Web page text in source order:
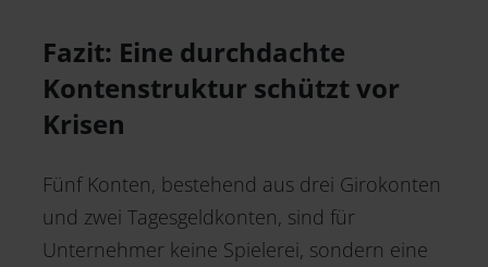
Fazit: Eine durchdachte
Kontenstruktur schützt vor
Krisen
Fünf Konten, bestehend aus drei Girokonten
und zwei Tagesgeldkonten, sind für
Unternehmer keine Spielerei, sondern eine